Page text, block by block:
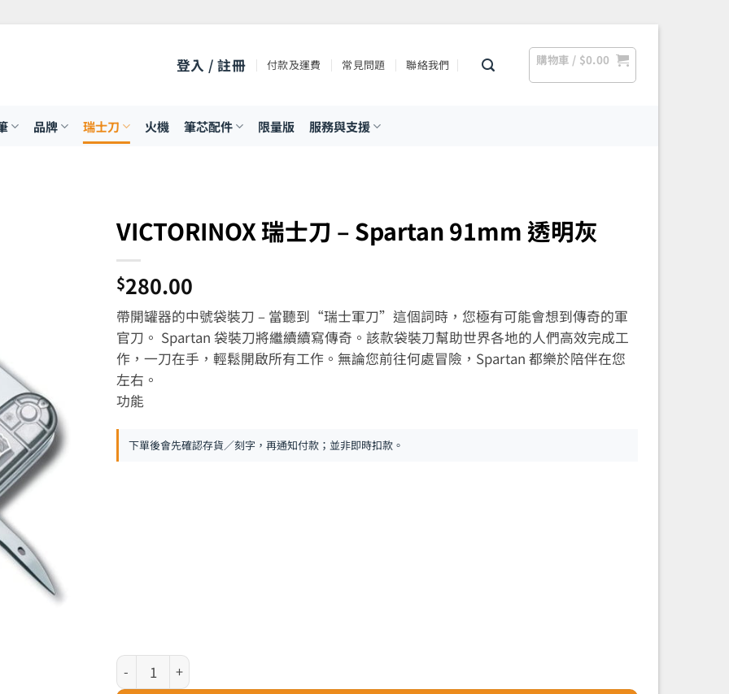
登入 / 註冊 付款及運費 常見問題 聯絡我們 購物車 / $0.00
品牌 瑞士刀 火機 筆芯配件 限量版 服務與支援
VICTORINOX 瑞士刀 – Spartan 91mm 透明灰
$280.00
帶開罐器的中號袋裝刀 – 當聽到“瑞士軍刀”這個詞時，您極有可能會想到傳奇的軍
官刀。 Spartan 袋裝刀將繼續續寫傳奇。該款袋裝刀幫助世界各地的人們高效完成工
作，一刀在手，輕鬆開啟所有工作。無論您前往何處冒險，Spartan 都樂於陪伴在您
左右。
功能
下單後會先確認存貨／刻字，再通知付款；並非即時扣款。
VICTORINOX 瑞士刀 - Spartan 91mm 透明灰 數量